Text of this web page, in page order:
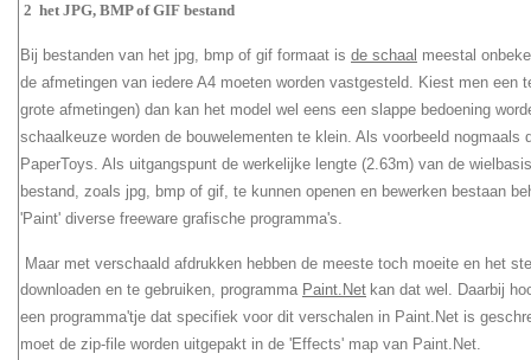
2 het JPG, BMP of GIF bestand
Bij bestanden van het jpg, bmp of gif formaat is de schaal meestal
de afmetingen van iedere A4 moeten worden vastgesteld. Kiest men een
grote afmetingen) dan kan het model wel eens een slappe bedoening
schaalkeuze worden de bouwelementen te klein. Als voorbeeld nogmaals
PaperToys. Als uitgangspunt de werkelijke lengte (2.63m) van de
bestand, zoals jpg, bmp of gif, te kunnen openen en bewerken bestaan
'Paint' diverse freeware grafische programma's.
Maar met verschaald afdrukken hebben de meeste toch moeite en het
downloaden en te gebruiken, programma Paint.Net kan dat wel. Daarbij
een programma'tje dat specifiek voor dit verschalen in Paint.Net is
moet de zip-file worden uitgepakt in de 'Effects' map van Paint.Net.